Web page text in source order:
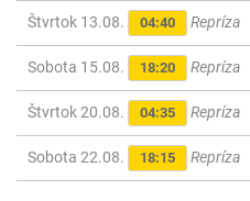
Štvrtok 13.08. 04:40 Repríza
Sobota 15.08. 18:20 Repríza
Štvrtok 20.08. 04:35 Repríza
Sobota 22.08. 18:15 Repríza